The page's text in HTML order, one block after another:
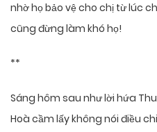
nhờ họ bảo vệ cho chị từ lúc
cũng đừng làm khó họ!
**
Sáng hôm sau như lời hứa
Hoà cầm lấy không nói điều